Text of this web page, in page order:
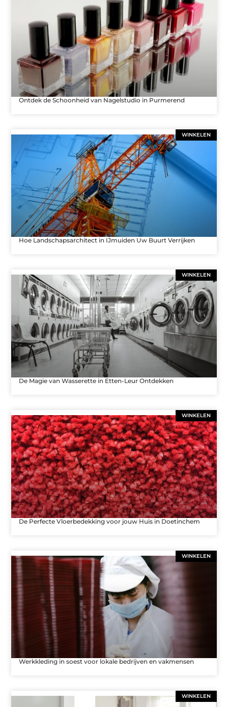
Ontdek de Schoonheid van Nagelstudio in Purmerend
WINKELEN
Hoe Landschapsarchitect in IJmuiden Uw Buurt Verrijken
WINKELEN
De Magie van Wasserette in Etten-Leur Ontdekken
WINKELEN
De Perfecte Vloerbedekking voor jouw Huis in Doetinchem
WINKELEN
Werkkleding in soest voor lokale bedrijven en vakmensen
WINKELEN